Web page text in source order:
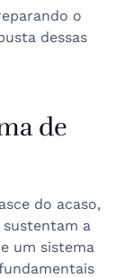
o
dessas
de
do acaso,
sustentam a
um sistema